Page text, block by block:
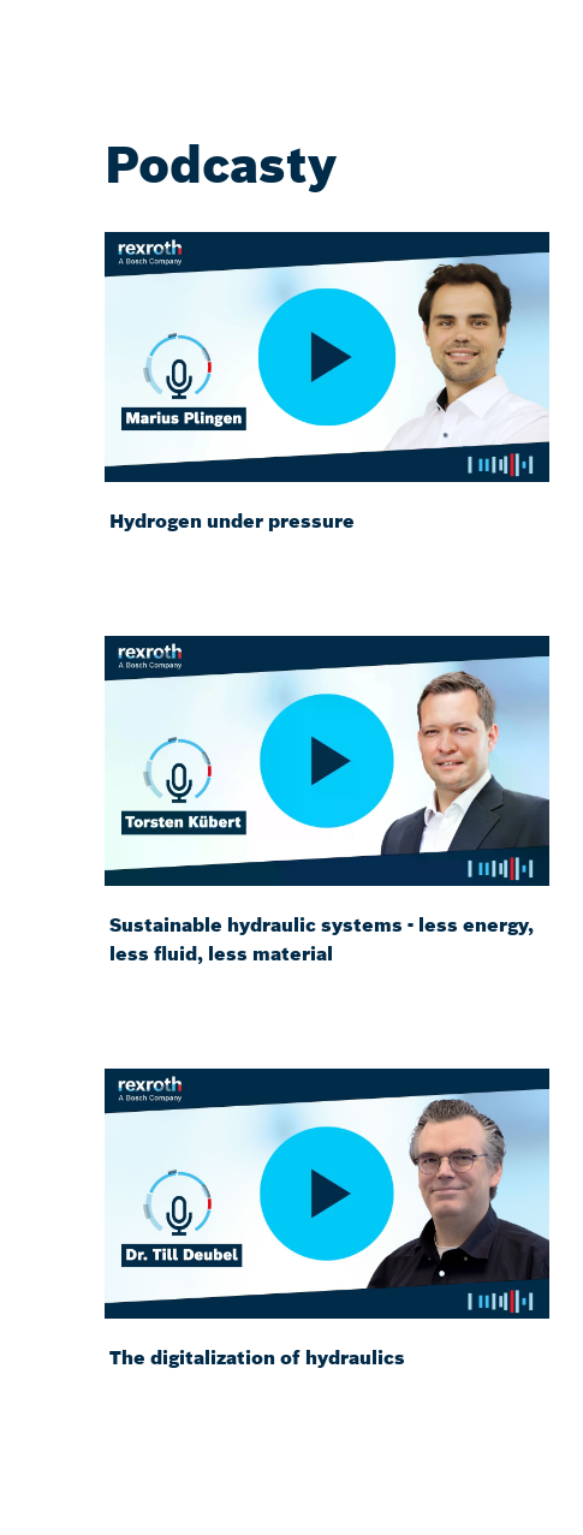
Podcasty
Hydrogen under pressure
Sustainable hydraulic systems - less energy,
less fluid, less material
The digitalization of hydraulics